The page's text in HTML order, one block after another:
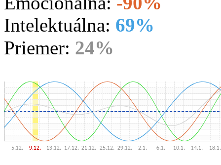
Intelektuálna: 69%
Priemer: 24%